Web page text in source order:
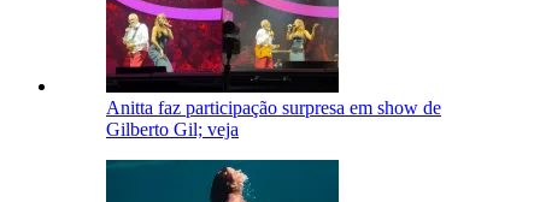
Anitta faz participação surpresa em show de
Gilberto Gil; veja